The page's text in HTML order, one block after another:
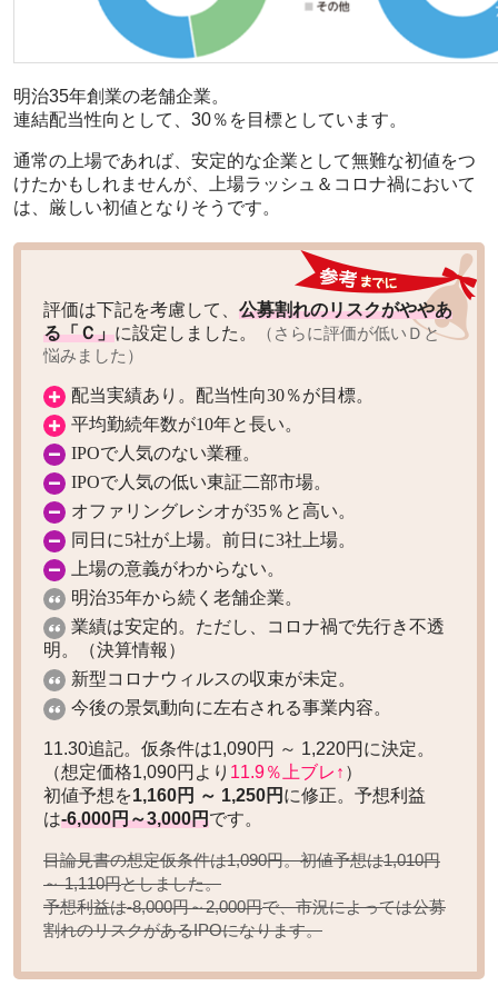
明治35年創業の老舗企業。
連結配当性向として、30％を目標としています。
通常の上場であれば、安定的な企業として無難な初値をつ
けたかもしれませんが、上場ラッシュ＆コロナ禍において
は、厳しい初値となりそうです。
評価は下記を考慮して、 公募割れのリスクがややあ
る「Ｃ」に設定しました。
（さらに評価が低いＤと
悩みました）
配当実績あり。配当性向30％が目標。
平均勤続年数が10年と長い。
IPOで人気のない業種。
IPOで人気の低い東証二部市場。
オファリングレシオが35％と高い。
同日に5社が上場。前日に3社上場。
上場の意義がわからない。
明治35年から続く老舗企業。
業績は安定的。ただし、コロナ禍で先行き不透
明。（決算情報）
新型コロナウィルスの収束が未定。
今後の景気動向に左右される事業内容。
11.30追記。仮条件は1,090円 ～ 1,220円に決定。
（想定価格1,090円より 11.9％上ブレ↑ ）
初値予想を1,160円 ～ 1,250円 に修正。予想利益
は-6,000円～3,000円です。
目論見書の想定仮条件は1,090円。初値予想は1,010円
～ 1,110円としました。
予想利益は-8,000円～2,000円で、市況によっては公募
割れのリスクがあるIPOになります。